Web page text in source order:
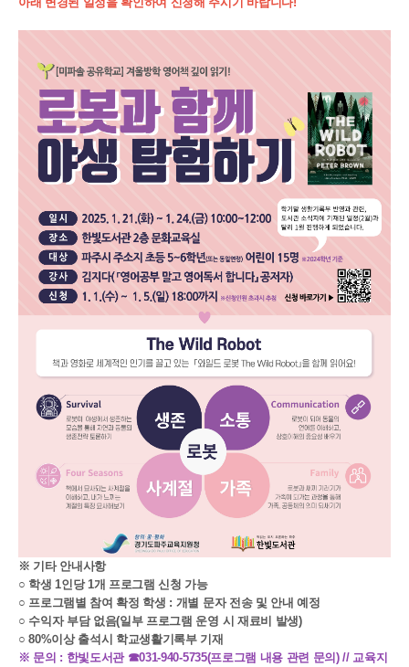
※ 기타 안내사항
○ 학생 1인당 1개 프로그램 신청 가능
○ 프로그램별 참여 확정 학생 : 개별 문자 전송 및 안내 예정
○ 수익자 부담 없음(일부 프로그램 운영 시 재료비 발생)
○ 80%이상 출석시 학교생활기록부 기재
※ 문의 : 한빛도서관 ☎031-940-5735(프로그램 내용 관련 문의) // 교육지